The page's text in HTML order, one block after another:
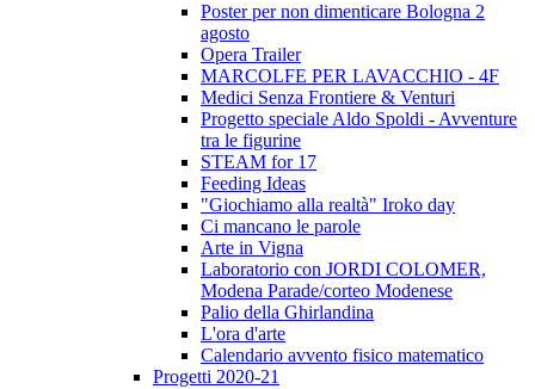
Poster per non dimenticare Bologna 2
agosto
Opera Trailer
MARCOLFE PER LAVACCHIO - 4F
Medici Senza Frontiere & Venturi
Progetto speciale Aldo Spoldi - Avventure
tra le figurine
STEAM for 17
Feeding Ideas
"Giochiamo alla realtà" Iroko day
Ci mancano le parole
Arte in Vigna
Laboratorio con JORDI COLOMER,
Modena Parade/corteo Modenese
Palio della Ghirlandina
L'ora d'arte
Calendario avvento fisico matematico
Progetti 2020-21